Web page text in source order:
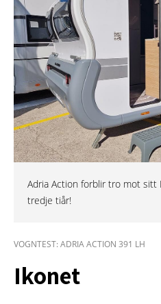
Adria Action forblir tro mot sitt
tredje tiår!
VOGNTEST: ADRIA ACTION 391 LH
Ikonet